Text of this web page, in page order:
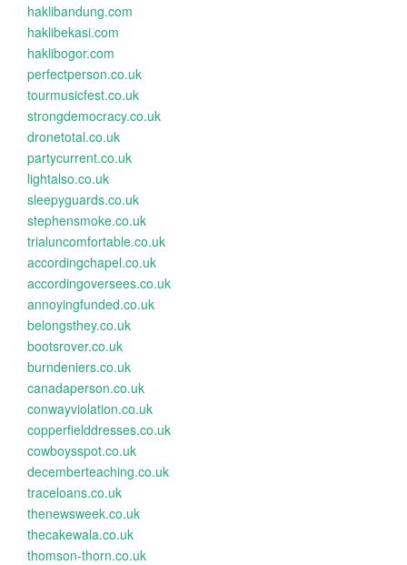
haklibandung.com
haklibekasi.com
haklibogor.com
perfectperson.co.uk
tourmusicfest.co.uk
strongdemocracy.co.uk
dronetotal.co.uk
partycurrent.co.uk
lightalso.co.uk
sleepyguards.co.uk
stephensmoke.co.uk
trialuncomfortable.co.uk
accordingchapel.co.uk
accordingoversees.co.uk
annoyingfunded.co.uk
belongsthey.co.uk
bootsrover.co.uk
burndeniers.co.uk
canadaperson.co.uk
conwayviolation.co.uk
copperfielddresses.co.uk
cowboysspot.co.uk
decemberteaching.co.uk
traceloans.co.uk
thenewsweek.co.uk
thecakewala.co.uk
thomson-thorn.co.uk